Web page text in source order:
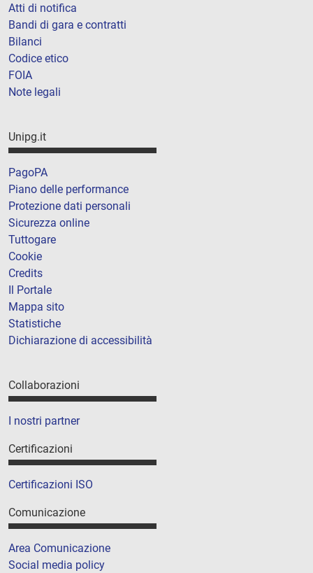
Atti di notifica
Bandi di gara e contratti
Bilanci
Codice etico
FOIA
Note legali
Unipg.it
PagoPA
Piano delle performance
Protezione dati personali
Sicurezza online
Tuttogare
Cookie
Credits
Il Portale
Mappa sito
Statistiche
Dichiarazione di accessibilità
Collaborazioni
I nostri partner
Certificazioni
Certificazioni ISO
Comunicazione
Area Comunicazione
Social media policy